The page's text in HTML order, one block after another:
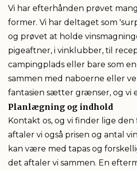
Vi har efterhånden prøvet
former. Vi har deltaget som
og prøvet at holde
pigeaftner, i vinklubber, til
campingplads eller bare som
sammen med naboerne eller
fantasien sætter grænser, og vi
Planlægning og indhold
Kontakt os, og vi finder lige den
aftaler vi også prisen og antal
kan være med tapas og
det aftaler vi sammen. En